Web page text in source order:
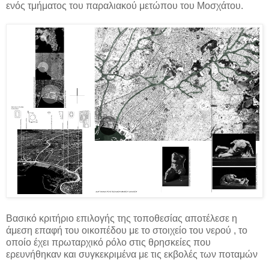
ενός τμήματος του παραλιακού μετώπου του Μοσχάτου.
Βασικό κριτήριο επιλογής της τοποθεσίας αποτέλεσε η
άμεση επαφή του οικοπέδου με το στοιχείο του νερού , το
οποίο έχει πρωταρχικό ρόλο στις θρησκείες που
ερευνήθηκαν και συγκεκριμένα με τις εκβολές των ποταμών